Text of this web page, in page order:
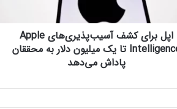
اپل برای کشف آسیب‌پذیری‌های Apple
Intelligence تا یک میلیون دلار به محققان
پاداش می‌دهد